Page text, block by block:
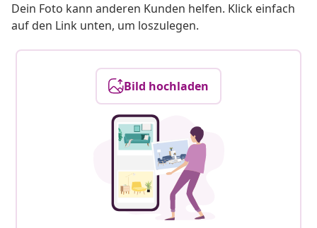
Dein Foto kann anderen Kunden helfen. Klick einfach
auf den Link unten, um loszulegen.
Bild hochladen